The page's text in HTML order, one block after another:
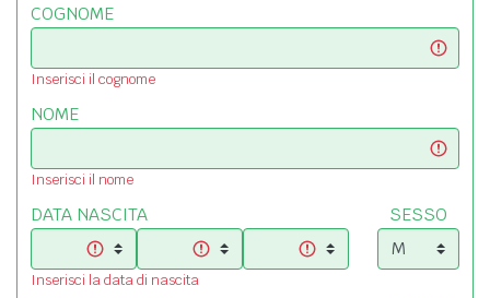
COGNOME
Inserisci il cognome
NOME
Inserisci il nome
DATA NASCITA
Inserisci la data di nascita
SESSO